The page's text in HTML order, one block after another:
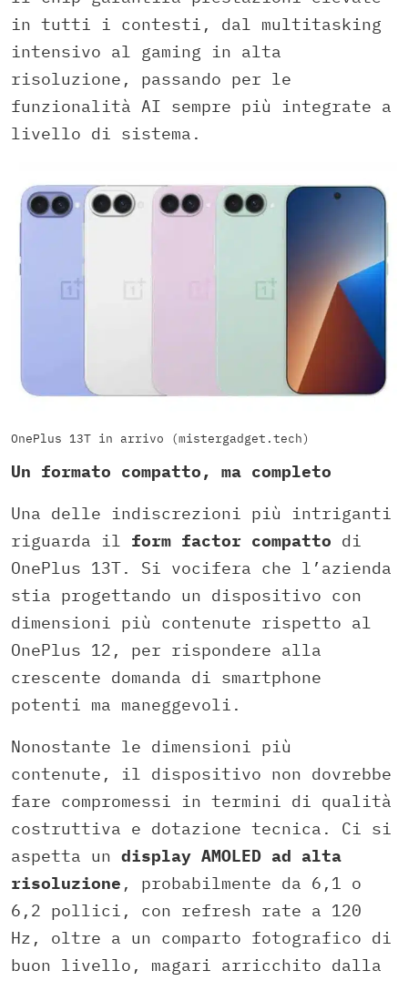
in tutti i contesti, dal multitasking
intensivo al gaming in alta
risoluzione, passando per le
funzionalità AI sempre più integrate a
livello di sistema.
OnePlus 13T in arrivo (mistergadget.tech)
Un formato compatto, ma completo
Una delle indiscrezioni più intriganti
riguarda il form factor compatto di
OnePlus 13T. Si vocifera che l’azienda
stia progettando un dispositivo con
dimensioni più contenute rispetto al
OnePlus 12, per rispondere alla
crescente domanda di smartphone
potenti ma maneggevoli.
Nonostante le dimensioni più
contenute, il dispositivo non dovrebbe
fare compromessi in termini di qualità
costruttiva e dotazione tecnica. Ci si
aspetta un display AMOLED ad alta
risoluzione , probabilmente da 6,1 o
6,2 pollici, con refresh rate a 120
Hz, oltre a un comparto fotografico di
buon livello, magari arricchito dalla